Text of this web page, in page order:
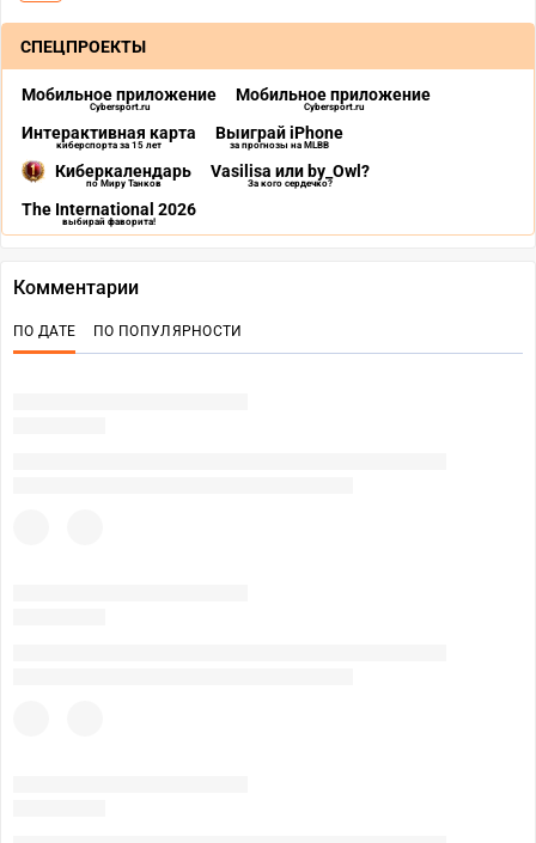
СПЕЦПРОЕКТЫ
Мобильное приложение
Cybersport.ru
Мобильное приложение
Cybersport.ru
Интерактивная карта
киберспорта за 15 лет
Выиграй iPhone
за прогнозы на MLBB
Киберкалендарь
по Миру Танков
Vasilisa или by_Owl?
За кого сердечко?
The International 2026
выбирай фаворита!
Комментарии
ПО ДАТЕ ПО ПОПУЛЯРНОСТИ